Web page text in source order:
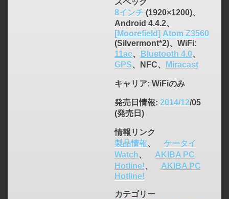
スペック
8インチ(1920×1200)、
Android 4.4.2、
[Moorefield] Atom Z3560
(Silvermont*2)、WiFi:
11ac、 Bluetooth 4.0、
GPS、NFC、 Miracast
キャリア: WiFiのみ
発売日情報: 2014/12/05
(発売日)
情報リンク
製品情報、
ケータイ
Watch、
AKIBA PC
Hotline!、
AKIBA PC
Hotline!
カテゴリー